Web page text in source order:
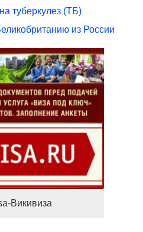
туберкулез (ТБ)
из России
Викивиза